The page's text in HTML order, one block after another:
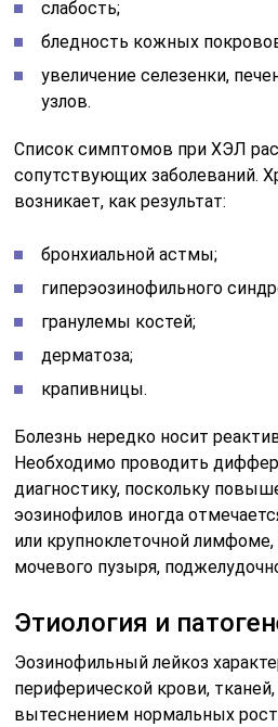
слабость;
бледность кожных
увеличение селезенки,
узлов.
Список симптомов при ХЭЛ
сопутствующих заболеваний.
возникает, как результат:
бронхиальной астмы;
гиперэозинофильного
гранулемы костей;
дерматоза;
крапивницы.
Болезнь нередко носит
Необходимо проводить
диагностику, поскольку
эозинофилов иногда
или крупноклеточной
мочевого пузыря,
Этиология и
Эозинофильный лейкоз
периферической крови,
вытеснением нормальных